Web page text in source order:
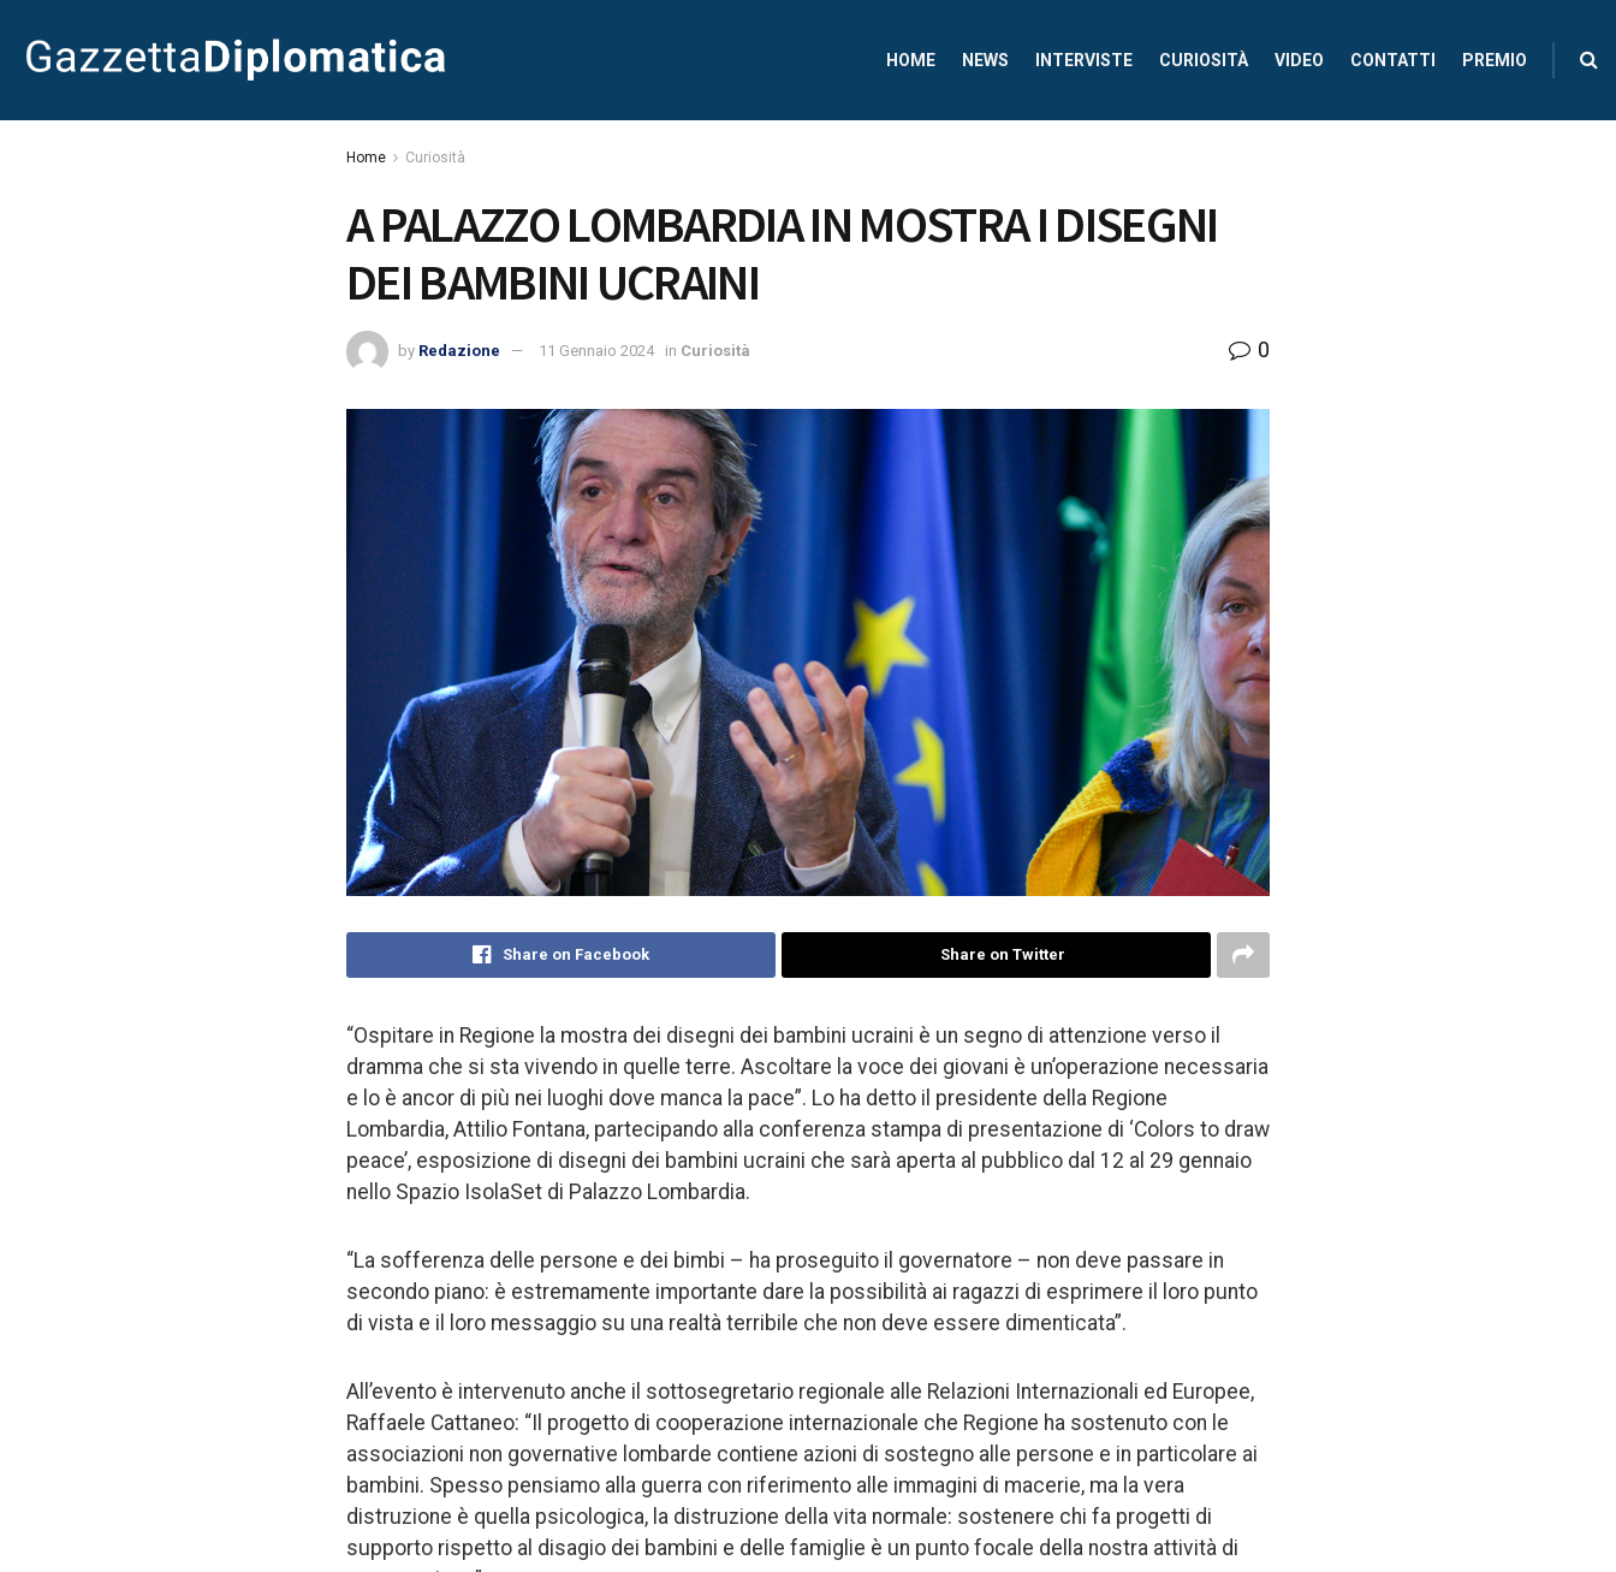
HOME NEWS INTERVISTE CURIOSITÀ VIDEO CONTATTI PREMIO
Home Curiosità
A PALAZZO LOMBARDIA IN MOSTRA I DISEGNI
DEI BAMBINI UCRAINI
by Redazione 11 Gennaio 2024 in Curiosità 0
Share on Facebook Share on Twitter
“Ospitare in Regione la mostra dei disegni dei bambini ucraini è un segno di attenzione verso il
dramma che si sta vivendo in quelle terre. Ascoltare la voce dei giovani è un’operazione necessaria
e lo è ancor di più nei luoghi dove manca la pace”. Lo ha detto il presidente della Regione
Lombardia, Attilio Fontana, partecipando alla conferenza stampa di presentazione di ‘Colors to draw
peace’, esposizione di disegni dei bambini ucraini che sarà aperta al pubblico dal 12 al 29 gennaio
nello Spazio IsolaSet di Palazzo Lombardia.
“La sofferenza delle persone e dei bimbi – ha proseguito il governatore – non deve passare in
secondo piano: è estremamente importante dare la possibilità ai ragazzi di esprimere il loro punto
di vista e il loro messaggio su una realtà terribile che non deve essere dimenticata”.
All’evento è intervenuto anche il sottosegretario regionale alle Relazioni Internazionali ed Europee,
Raffaele Cattaneo: “Il progetto di cooperazione internazionale che Regione ha sostenuto con le
associazioni non governative lombarde contiene azioni di sostegno alle persone e in particolare ai
bambini. Spesso pensiamo alla guerra con riferimento alle immagini di macerie, ma la vera
distruzione è quella psicologica, la distruzione della vita normale: sostenere chi fa progetti di
supporto rispetto al disagio dei bambini e delle famiglie è un punto focale della nostra attività di